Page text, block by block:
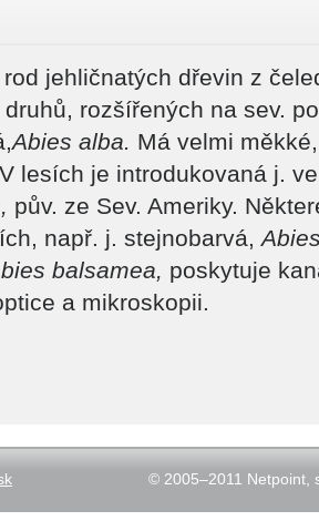
rod jehličnatých dřevin z
rozšířených na sev.
Abies alba. Má velmi
lesích je introdukovaná j.
pův. ze Sev. Ameriky.
např. j. stejnobarvá,
balsamea, poskytuje
a mikroskopii.
© 2005–2011 Netpoint,